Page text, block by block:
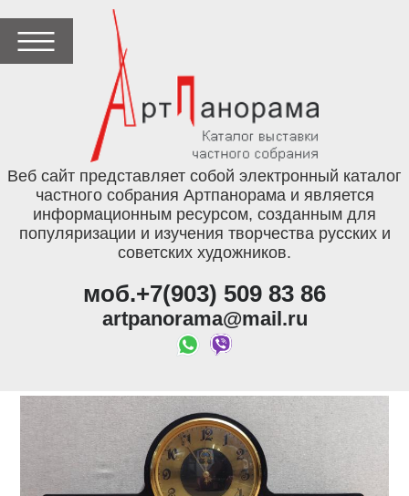
Веб сайт представляет собой электронный каталог
частного собрания Артпанорама и является
информационным ресурсом, созданным для
популяризации и изучения творчества русских и
советских художников.
моб.+7(903) 509 83 86
artpanorama@mail.ru